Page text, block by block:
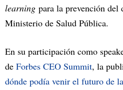
learning para la prevención del
Ministerio de Salud Pública.
En su participación como
de Forbes CEO Summit, la
dónde podía venir el futuro de